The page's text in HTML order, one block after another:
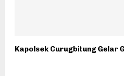
Kapolsek Curugbitung Gelar